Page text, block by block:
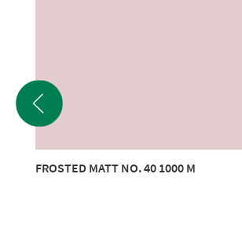
FROSTED MATT NO. 40 1000 M